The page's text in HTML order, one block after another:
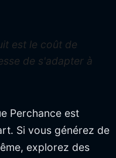
est le coût de
de s'adapter à
Perchance est
Si vous générez de
explorez des